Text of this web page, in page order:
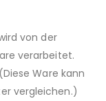
von der
verarbeitet.
Ware kann
vergleichen.)